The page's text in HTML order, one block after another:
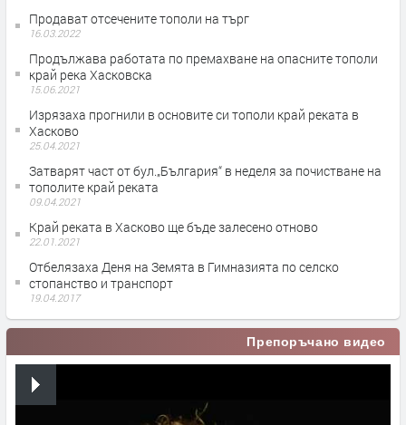
Продават отсечените тополи на търг
16.03.2022
Продължава работата по премахване на опасните тополи
край река Хасковска
15.06.2021
Изрязаха прогнили в основите си тополи край реката в
Хасково
25.04.2021
Затварят част от бул.„България“ в неделя за почистване на
тополите край реката
09.04.2021
Край реката в Хасково ще бъде залесено отново
22.01.2021
Отбелязаха Деня на Земята в Гимназията по селско
стопанство и транспорт
19.04.2017
Препоръчано видео